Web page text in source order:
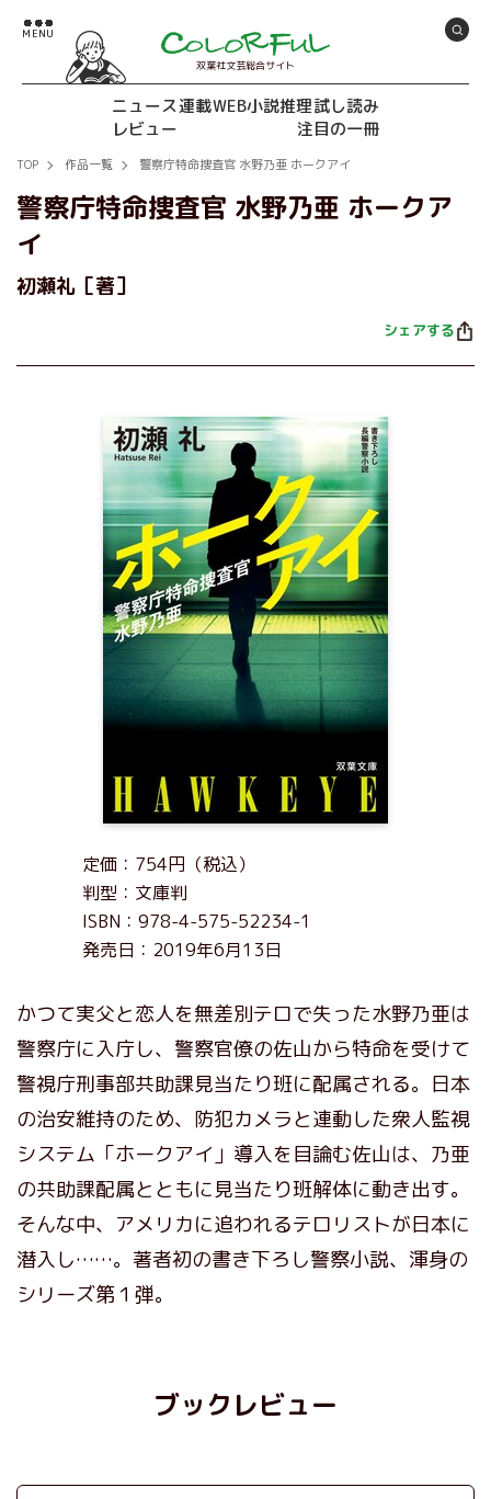
双葉社文芸総合サイト
ニュース連載WEB小説推理試し読み
レビュー
注目の一冊
TOP 作品一覧 警察庁特命捜査官 水野乃亜 ホークアイ
警察庁特命捜査官 水野乃亜 ホークア
イ
初瀬礼［著］
シェアする
定価：754円（税込）
判型：文庫判
ISBN：978-4-575-52234-1
発売日：2019年6月13日
かつて実父と恋人を無差別テロで失った水野乃亜は
警察庁に入庁し、警察官僚の佐山から特命を受けて
警視庁刑事部共助課見当たり班に配属される。日本
の治安維持のため、防犯カメラと連動した衆人監視
システム「ホークアイ」導入を目論む佐山は、乃亜
の共助課配属とともに見当たり班解体に動き出す。
そんな中、アメリカに追われるテロリストが日本に
潜入し……。著者初の書き下ろし警察小説、渾身の
シリーズ第１弾。
ブックレビュー